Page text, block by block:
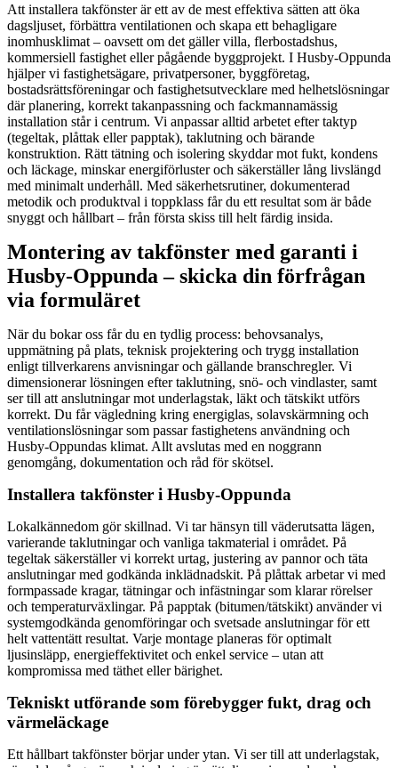
Att installera takfönster är ett av de mest effektiva sätten att öka
dagsljuset, förbättra ventilationen och skapa ett behagligare
inomhusklimat – oavsett om det gäller villa, flerbostadshus,
kommersiell fastighet eller pågående byggprojekt. I Husby-Oppunda
hjälper vi fastighetsägare, privatpersoner, byggföretag,
bostadsrättsföreningar och fastighetsutvecklare med helhetslösningar
där planering, korrekt takanpassning och fackmannamässig
installation står i centrum. Vi anpassar alltid arbetet efter taktyp
(tegeltak, plåttak eller papptak), taklutning och bärande
konstruktion. Rätt tätning och isolering skyddar mot fukt, kondens
och läckage, minskar energiförluster och säkerställer lång livslängd
med minimalt underhåll. Med säkerhetsrutiner, dokumenterad
metodik och produktval i toppklass får du ett resultat som är både
snyggt och hållbart – från första skiss till helt färdig insida.
Montering av takfönster med garanti i
Husby-Oppunda – skicka din förfrågan
via formuläret
När du bokar oss får du en tydlig process: behovsanalys,
uppmätning på plats, teknisk projektering och trygg installation
enligt tillverkarens anvisningar och gällande branschregler. Vi
dimensionerar lösningen efter taklutning, snö- och vindlaster, samt
ser till att anslutningar mot underlagstak, läkt och tätskikt utförs
korrekt. Du får vägledning kring energiglas, solavskärmning och
ventilationslösningar som passar fastighetens användning och
Husby-Oppundas klimat. Allt avslutas med en noggrann
genomgång, dokumentation och råd för skötsel.
Installera takfönster i Husby-Oppunda
Lokalkännedom gör skillnad. Vi tar hänsyn till väderutsatta lägen,
varierande taklutningar och vanliga takmaterial i området. På
tegeltak säkerställer vi korrekt urtag, justering av pannor och täta
anslutningar med godkända inklädnadskit. På plåttak arbetar vi med
formpassade kragar, tätningar och infästningar som klarar rörelser
och temperaturväxlingar. På papptak (bitumen/tätskikt) använder vi
systemgodkända genomföringar och svetsade anslutningar för ett
helt vattentätt resultat. Varje montage planeras för optimalt
ljusinsläpp, energieffektivitet och enkel service – utan att
kompromissa med täthet eller bärighet.
Tekniskt utförande som förebygger fukt, drag och
värmeläckage
Ett hållbart takfönster börjar under ytan. Vi ser till att underlagstak,